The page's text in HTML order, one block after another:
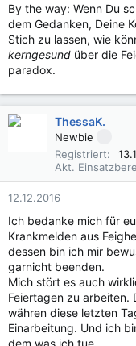
By the way: Wenn Du
dem Gedanken, Deine
Stich zu lassen, wie
kerngesund über die
paradox.
ThessaK.
Newbie
Registriert
Akt.
12.12.2016
Ich bedanke mich für
Krankmelden aus
dessen bin ich mir
garnicht beenden.
Mich stört es auch
Feiertagen zu arbeiten.
währen diese letzten
Einarbeitung. Und ich
dem was ich tue.